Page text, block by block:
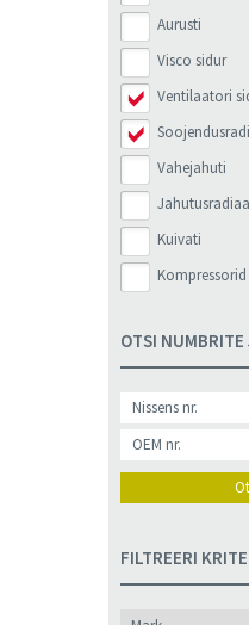
Aurusti
Visco sidur
Ventilaatori
Vahejahuti
Kuivati
Kompressorid
OTSI NUMBRITE
FILTREERI